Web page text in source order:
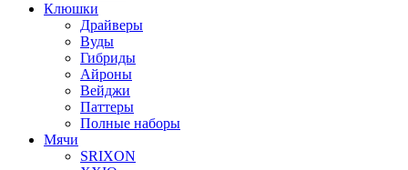
Клюшки
Драйверы
Вуды
Гибриды
Айроны
Вейджи
Паттеры
Полные наборы
Мячи
SRIXON